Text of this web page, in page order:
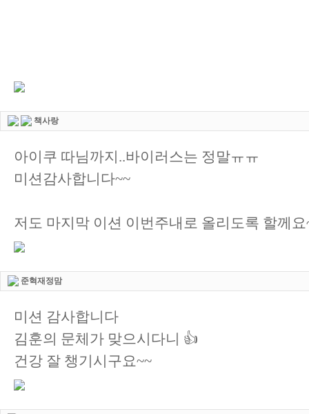
책사랑
아이쿠 따님까지..바이러스는 정말ㅠㅠ
미션감사합니다~~
저도 마지막 이션 이번주내로 올리도록 할께요
준혁재정맘
미션 감사합니다
김훈의 문체가 맞으시다니 👍
건강 잘 챙기시구요~~